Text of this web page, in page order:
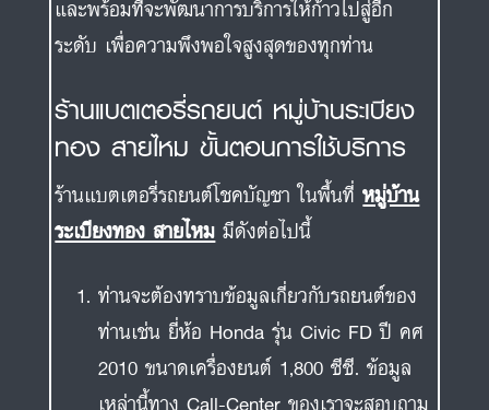
และพร้อมที่จะพัฒนาการบริการให้ก้าวไปสู่อีก
ระดับ เพื่อความพึงพอใจสูงสุดของทุกท่าน
ร้านแบตเตอรี่รถยนต์ หมู่บ้านระเบียง
ทอง สายไหม ขั้นตอนการใช้บริการ
ร้านแบตเตอรี่รถยนต์โชคบัญชา ในพื้นที่หมู่บ้าน
ระเบียงทอง สายไหม มีดังต่อไปนี้
ท่านจะต้องทราบข้อมูลเกี่ยวกับรถยนต์ของ
ท่านเช่น ยี่ห้อ Honda รุ่น Civic FD ปี คศ
2010 ขนาดเครื่องยนต์ 1,800 ซีซี. ข้อมูล